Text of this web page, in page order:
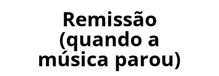
Remissão
(quando a
música parou)